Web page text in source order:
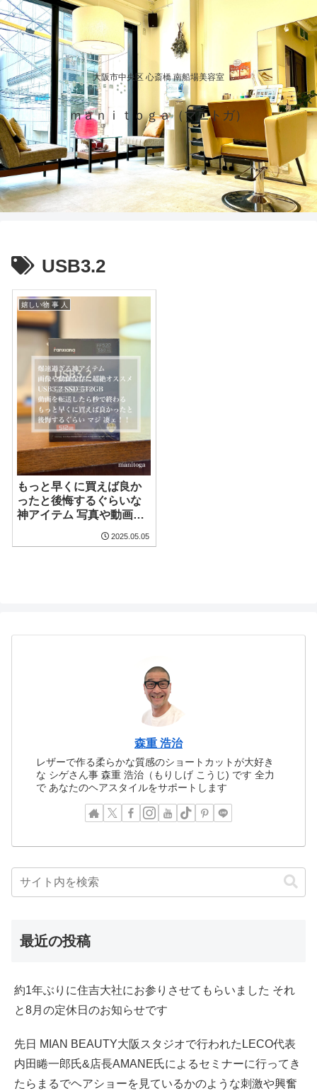
大阪市中央区 心斎橋 南船場美容室
ｍａｎｉｔｏｇａ（マニトガ）
USB3.2
嬉しい物 事 人
もっと早くに買えば良か
ったと後悔するぐらいな
神アイテム 写真や動画の
USB3.2 512GB SSD ポケ
2025.05.05
森重 浩治
レザーで作る柔らかな質感のショートカットが大好き
な シゲさん事 森重 浩治（もりしげ こうじ) です 全力
で あなたのヘアスタイルをサポートします
最近の投稿
約1年ぶりに住吉大社にお参りさせてもらいました それ
と8月の定休日のお知らせです
先日 MIAN BEAUTY大阪スタジオで行われたLECO代表
内田睠一郎氏&店長AMANE氏によるセミナーに行ってき
たらまるでヘアショーを見ているかのような刺激や興奮